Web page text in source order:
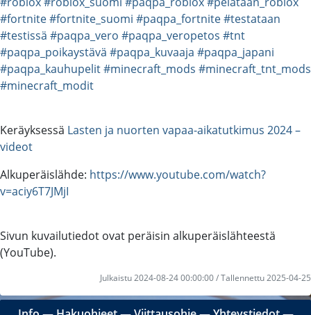
#fortnite#fortnite_suomi #paqpa_fortnite#testataan
#testissä #paqpa_vero #paqpa_veropetos #tnt
#paqpa_poikaystävä #paqpa_kuvaaja #paqpa_japani
#paqpa_kauhupelit#minecraft_mods #minecraft_tnt_mods
#minecraft_modit
Keräyksessä Lasten ja nuorten vapaa-aikatutkimus 2024 –
videot
Alkuperäislähde: https://www.youtube.com/watch?
v=aciy6T7JMjI
Sivun kuvailutiedot ovat peräisin alkuperäislähteestä
(YouTube).
Julkaistu 2024-08-24 00:00:00 / Tallennettu 2025-04-25